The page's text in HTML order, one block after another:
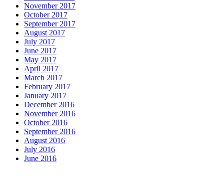
November 2017
October 2017
September 2017
August 2017
July 2017
June 2017
May 2017
April 2017
March 2017
February 2017
January 2017
December 2016
November 2016
October 2016
September 2016
August 2016
July 2016
June 2016